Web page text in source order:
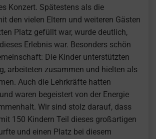
Konzert. Spätestens als die
den vielen Eltern und weiteren Gästen
Platz gefüllt war, wurde deutlich,
Erlebnis war. Besonders schön
Die Kinder unterstützten
arbeiteten zusammen und hielten als
Auch die Lehrkräfte hatten
waren begeistert von der Energie
Wir sind stolz darauf, dass
150 Kindern Teil dieses großartigen
und einen Platz bei diesem